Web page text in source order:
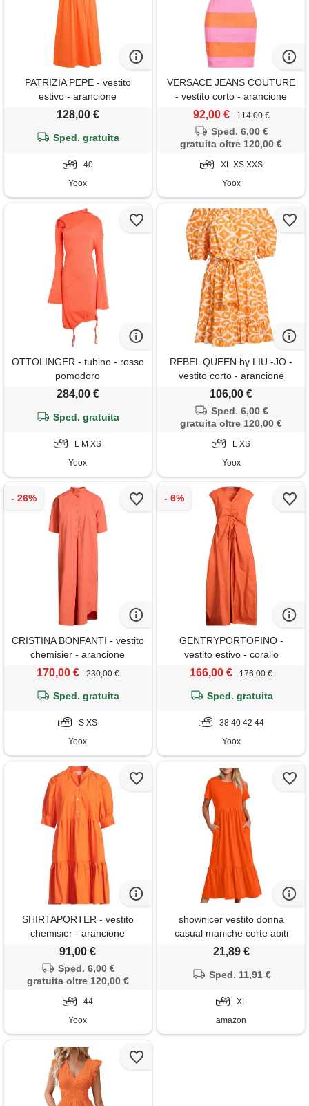
PATRIZIA PEPE - vestito
estivo - arancione
128,00 €
Sped. gratuita
40
Yoox
VERSACE JEANS COUTURE
- vestito corto - arancione
92,00 € 114,00 €
Sped. 6,00 €
gratuita oltre 120,00 €
XL XS XXS
Yoox
OTTOLINGER - tubino - rosso
pomodoro
284,00 €
Sped. gratuita
L M XS
Yoox
REBEL QUEEN by LIU -JO -
vestito corto - arancione
106,00 €
Sped. 6,00 €
gratuita oltre 120,00 €
L XS
Yoox
CRISTINA BONFANTI - vestito
chemisier - arancione
170,00 € 230,00 €
Sped. gratuita
S XS
Yoox
GENTRYPORTOFINO -
vestito estivo - corallo
166,00 € 176,00 €
Sped. gratuita
38 40 42 44
Yoox
SHIRTAPORTER - vestito
chemisier - arancione
91,00 €
Sped. 6,00 €
gratuita oltre 120,00 €
44
Yoox
shownicer vestito donna
casual maniche corte abiti
estivi vita alta midi vestito con
volant elegante cotone abito a
21,89 €
Sped. 11,91 €
XL
amazon